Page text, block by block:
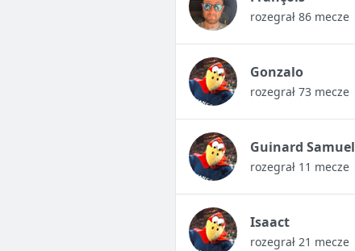
rozegrał 86 mecze
Gonzalo
rozegrał 73 mecze
Guinard Samuel
rozegrał 11 mecze
Isaact
rozegrał 21 mecze